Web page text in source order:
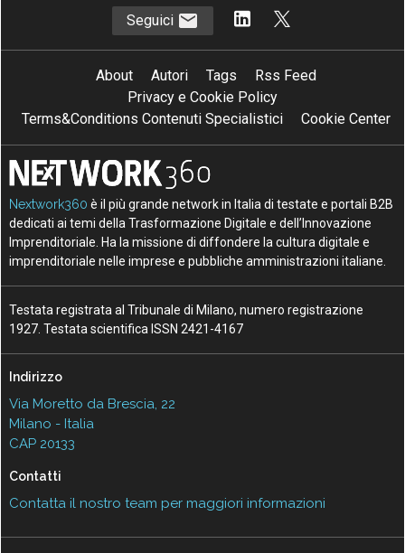
Seguici
About Autori Tags
Rss Feed
Privacy e Cookie Policy
Terms&Conditions Contenuti Specialistici
Cookie Center
Nextwork360 è il più grande network in Italia di testate e portali B2B
dedicati ai temi della Trasformazione Digitale e dell’Innovazione
Imprenditoriale. Ha la missione di diffondere la cultura digitale e
imprenditoriale nelle imprese e pubbliche amministrazioni italiane.
Testata registrata al Tribunale di Milano, numero registrazione
1927. Testata scientifica ISSN 2421-4167
Indirizzo
Via Moretto da Brescia, 22
Milano - Italia
CAP 20133
Contatti
Contatta il nostro team per maggiori informazioni